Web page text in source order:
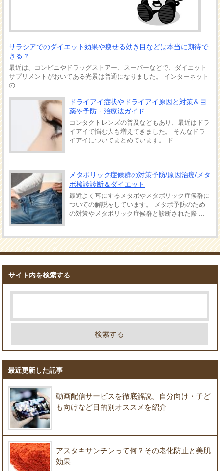
サラシアでのダイエット効果や痩せる効き目などは本当に期待で
きる？
最近は、コンビニやドラッグストアー、スーパーなどで、ダイエット
サプリメントがおいてある光景は普通になりました。 インターネット
の ...
ドライアイ症状やドライアイ原因と対策＆目
薬や予防・治療法ガイド
コンタクトレンズの普及などもあり、最近はドラ
イアイで悩む人も増えてきました。 そんなドラ
イアイについてまとめています。 ド ...
メタボリック症候群の対策予防/原因治療/メタ
ボ検診診断＆ダイエット
最近よく耳にするメタボやメタボリック症候群に
ついての解説をしています。 メタボ予防のため
の対策やメタボリック症候群と診断された際 ...
サイト内を検索する
最近更新した記事
動画配信サービスを徹底解説。自分向け・子ど
も向けなど目的別オススメを紹介
アスタキサンチンって何？その老化防止と美肌
効果